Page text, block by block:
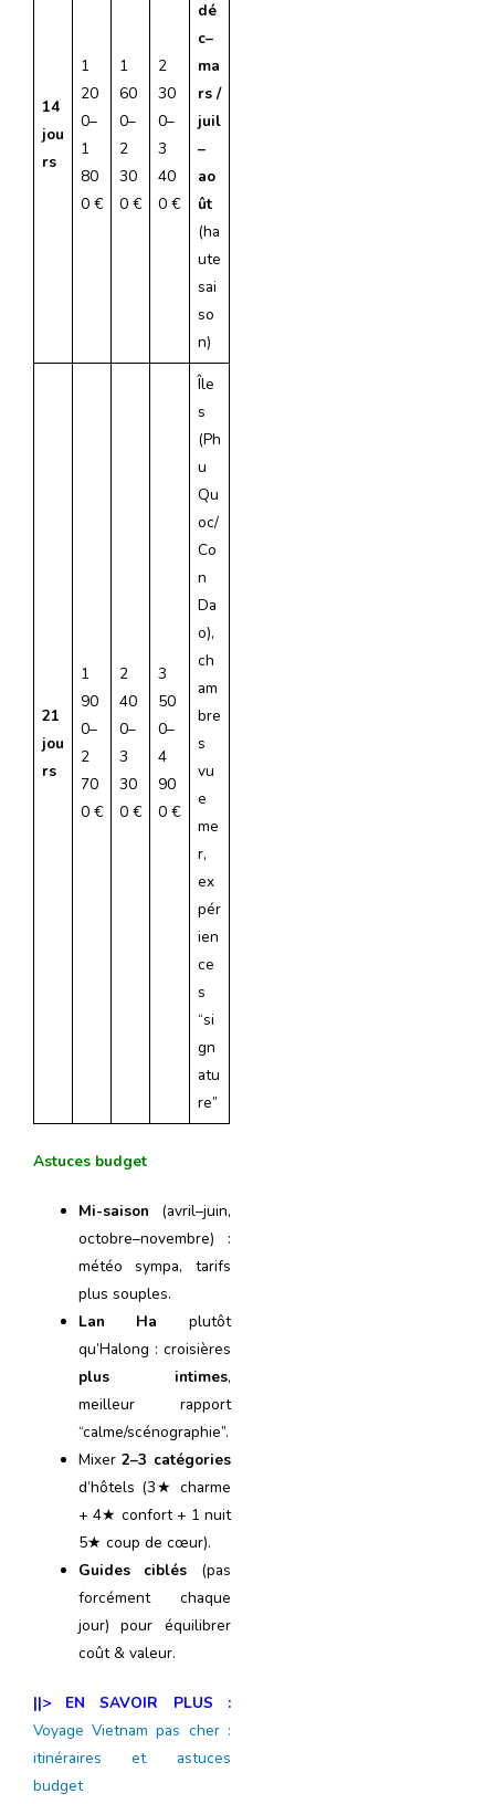
14
jou
rs
1
20
0–
1
80
0 €
1
60
0–
2
30
0 €
2
30
0–
3
40
0 €
dé
c–
ma
rs /
juil
–
ao
ût
(ha
ute
sai
so
n)
21
jou
rs
1
90
0–
2
70
0 €
2
40
0–
3
30
0 €
3
50
0–
4
90
0 €
Île
s
(Ph
u
Qu
oc/
Co
n
Da
o),
ch
am
bre
s
vu
e
me
r,
ex
pér
ien
ce
s
“si
gn
atu
re”
Astuces budget
Mi-saison (avril–juin,
octobre–novembre) :
météo sympa, tarifs
plus souples.
Lan Ha plutôt
qu’Halong : croisières
plus intimes,
meilleur rapport
“calme/scénographie”.
Mixer2–3 catégories
d’hôtels (3★ charme
+ 4★ confort + 1 nuit
5★ coup de cœur).
Guides ciblés (pas
forcément chaque
jour) pour équilibrer
coût & valeur.
||> EN SAVOIR PLUS :
Voyage Vietnam pas cher :
itinéraires et astuces
budget